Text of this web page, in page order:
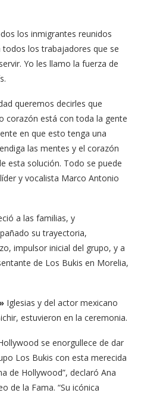
los inmigrantes reunidos
los trabajadores que se
Yo les llamo la fuerza de
queremos decirles que
corazón está con toda la gente
en que esto tenga una
las mentes y el corazón
esta solución. Todo se puede
y vocalista Marco Antonio
a las familias, y
su trayectoria,
impulsor inicial del grupo, y a
de Los Bukis en Morelia,
» Iglesias y del actor mexicano
estuvieron en la ceremonia.
se enorgullece de dar
Los Bukis con esta merecida
de Hollywood”, declaró Ana
de la Fama. “Su icónica